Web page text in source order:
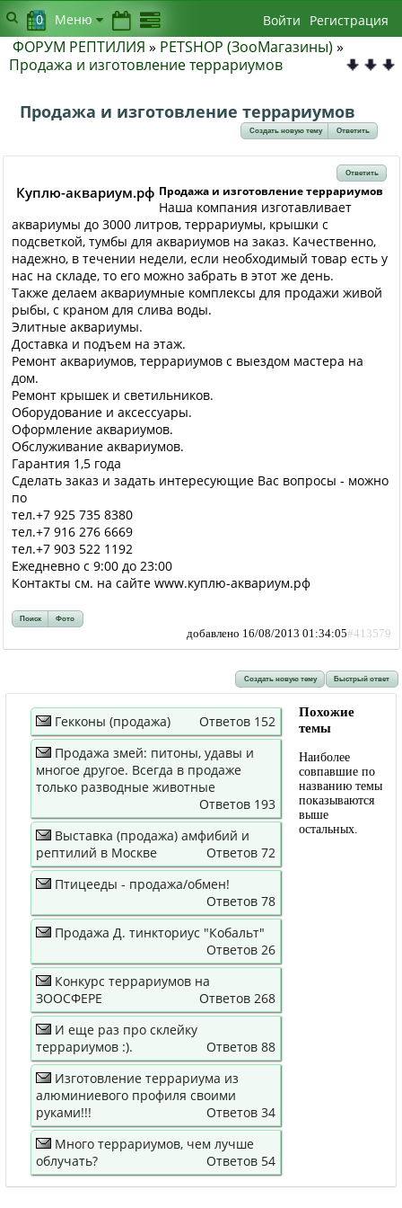
ФОРУМ РЕПТИЛИЯ » PETSHOP (ЗооМагазины) »
Продажа и изготовление террариумов
Продажа и изготовление террариумов
Создать новую тему Ответить
Ответить
Куплю-аквариум.рф Продажа и изготовление террариумов
Наша компания изготавливает
аквариумы до 3000 литров, террариумы, крышки с
подсветкой, тумбы для аквариумов на заказ. Качественно,
надежно, в течении недели, если необходимый товар есть у
нас на складе, то его можно забрать в этот же день.
Также делаем аквариумные комплексы для продажи живой
рыбы, с краном для слива воды.
Элитные аквариумы.
Доставка и подъем на этаж.
Ремонт аквариумов, террариумов с выездом мастера на
дом.
Ремонт крышек и светильников.
Оборудование и аксессуары.
Оформление аквариумов.
Обслуживание аквариумов.
Гарантия 1,5 года
Сделать заказ и задать интересующие Вас вопросы - можно
по
тел.+7 925 735 8380
тел.+7 916 276 6669
тел.+7 903 522 1192
Ежедневно с 9:00 до 23:00
Контакты см. на сайте www.куплю-аквариум.рф
Поиск Фото
добавлено 16/08/2013 01:34:05#413579
Создать новую тему Быстрый ответ
Гекконы (продажа)
Ответов 152
Продажа змей: питоны, удавы и
многое другое. Всегда в продаже
только разводные животные
Ответов 193
Выставка (продажа) амфибий и
рептилий в Москве
Ответов 72
Птицееды - продажа/обмен!
Ответов 78
Продажа Д. тинкториус "Кобальт"
Ответов 26
Конкурс террариумов на
ЗООСФЕРЕ
Ответов 268
И еще раз про склейку
террариумов :).
Ответов 88
Изготовление террариума из
алюминиевого профиля своими
руками!!!
Ответов 34
Много террариумов, чем лучше
облучать?
Ответов 54
Похожие
темы
Наиболее
совпавшие по
названию темы
показываются
выше
остальных.
0 Меню Войти Регистрация